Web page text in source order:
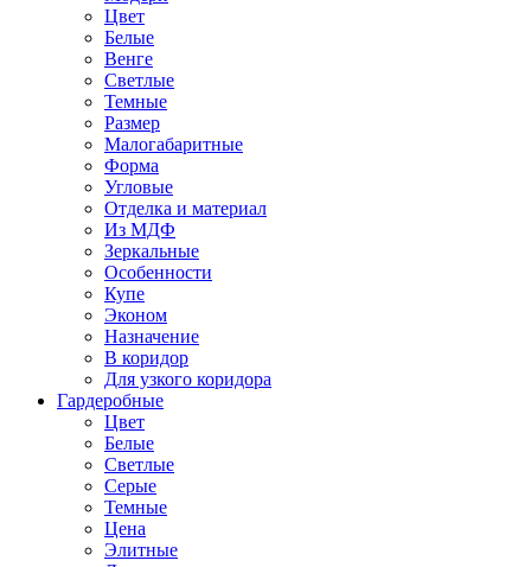
Цвет
Белые
Венге
Светлые
Темные
Размер
Малогабаритные
Форма
Угловые
Отделка и материал
Из МДФ
Зеркальные
Особенности
Купе
Эконом
Назначение
В коридор
Для узкого коридора
Гардеробные
Цвет
Белые
Светлые
Серые
Темные
Цена
Элитные